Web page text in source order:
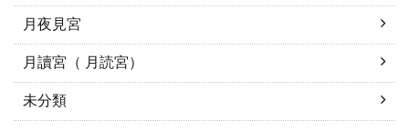
月夜見宮
月讀宮（ 月読宮）
未分類